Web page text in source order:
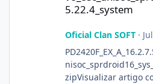
5.22.4_system
Oficial Clan SOFT·
zipVisualizar artigo